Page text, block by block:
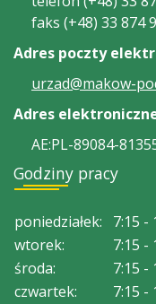
faks (+48) 33 874
Adres poczty
urzad@makow-
Adres
AE:PL-89084-
Godziny pracy
poniedziałek:
7:15 -
wtorek:
7:15 -
środa:
7:15 -
czwartek:
7:15 -